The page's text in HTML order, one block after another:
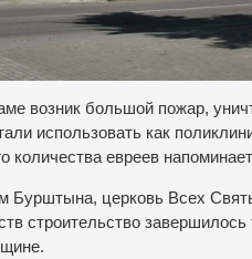
возник большой пожар,
использовать как
количества евреев
Бурштына, церковь Всех
строительство